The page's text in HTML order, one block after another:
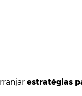
estratégias